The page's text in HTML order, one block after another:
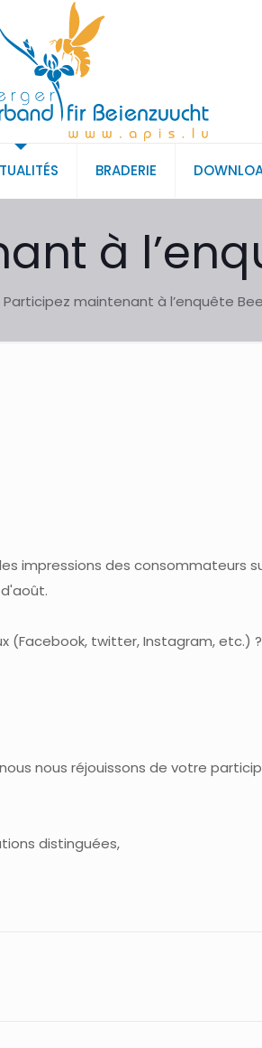
BRADERIE
à
Participez maintenant à l’enquête
impressions des consommateurs
(Facebook, twitter, Instagram, etc.) ?
nous réjouissons de votre
distinguées,